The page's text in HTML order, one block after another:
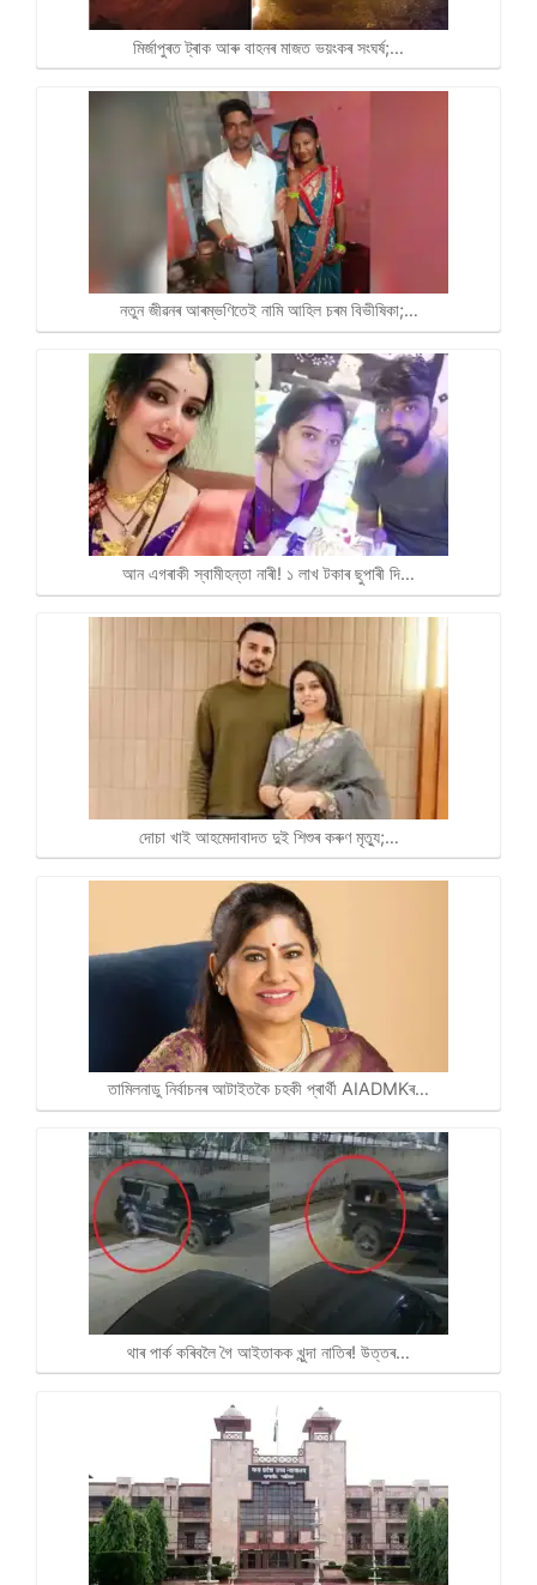
k m
k
মিৰ্জাপুৰত ট্ৰাক আৰু বাহনৰ মাজত ভয়ংকৰ সংঘৰ্ষ;…
নতুন জীৱনৰ আৰম্ভণিতেই নামি আহিল চৰম বিভীষিকা;…
আন এগৰাকী স্বামীহন্তা নাৰী! ১ লাখ টকাৰ ছুপাৰী দি…
দোচা খাই আহমেদাবাদত দুই শিশুৰ কৰুণ মৃত্যু;…
তামিলনাডু নিৰ্বাচনৰ আটাইতকৈ চহকী প্ৰাৰ্থী AIADMKৰ…
থাৰ পাৰ্ক কৰিবলৈ গৈ আইতাকক খুন্দা নাতিৰ! উত্তৰ…